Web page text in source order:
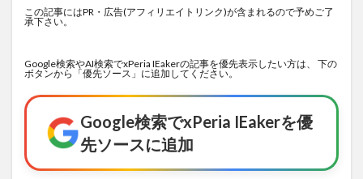
この記事にはPR・広告(アフィリエイトリンク)が含まれるので予めご了
承下さい。
Google検索やAI検索でxPeria IEakerの記事を優先表示したい方は、 下の
ボタンから「優先ソース」に追加してください。
Google検索でxPeria IEakerを優
先ソースに追加